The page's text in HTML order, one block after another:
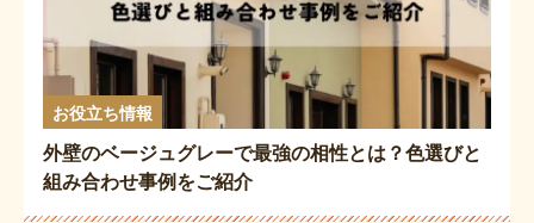
お役立ち情報
外壁のベージュグレーで最強の相性とは？色選びと
組み合わせ事例をご紹介